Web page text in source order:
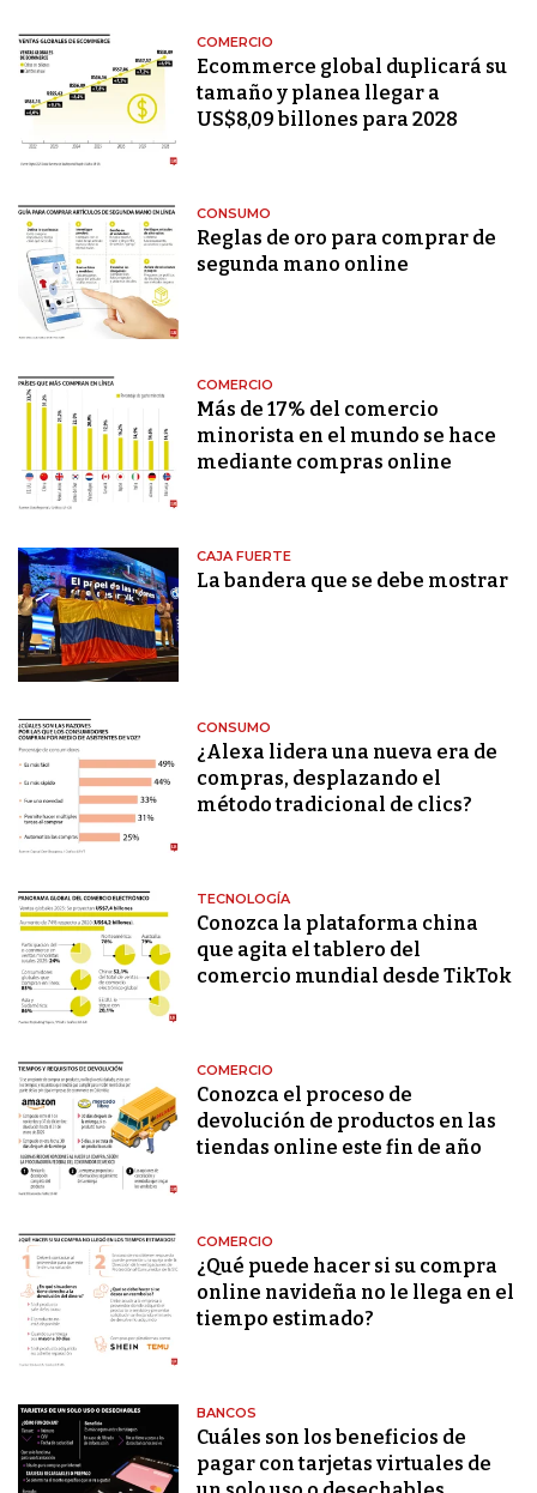
COMERCIO
Ecommerce global duplicará su
tamaño y planea llegar a
US$8,09 billones para 2028
CONSUMO
Reglas de oro para comprar de
segunda mano online
COMERCIO
Más de 17% del comercio
minorista en el mundo se hace
mediante compras online
CAJA FUERTE
La bandera que se debe mostrar
CONSUMO
¿Alexa lidera una nueva era de
compras, desplazando el
método tradicional de clics?
TECNOLOGÍA
Conozca la plataforma china
que agita el tablero del
comercio mundial desde TikTok
COMERCIO
Conozca el proceso de
devolución de productos en las
tiendas online este fin de año
COMERCIO
¿Qué puede hacer si su compra
online navideña no le llega en el
tiempo estimado?
BANCOS
Cuáles son los beneficios de
pagar con tarjetas virtuales de